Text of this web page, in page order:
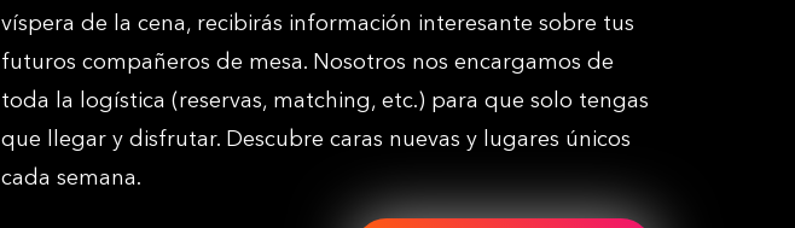
víspera de la cena, recibirás información interesante sobre tus
futuros compañeros de mesa. Nosotros nos encargamos de
toda la logística (reservas, matching, etc.) para que solo tengas
que llegar y disfrutar. Descubre caras nuevas y lugares únicos
cada semana.